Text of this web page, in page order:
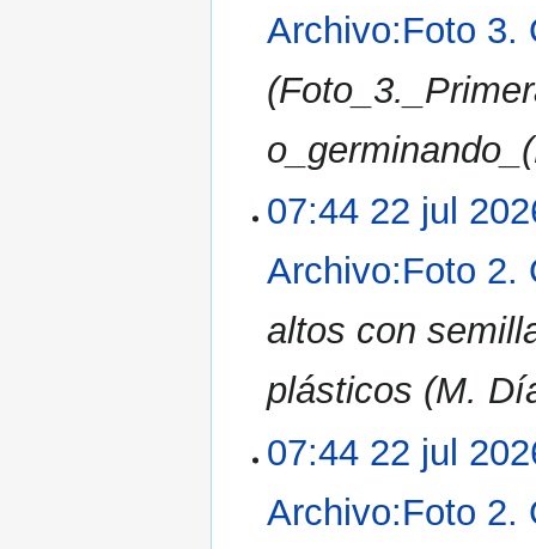
Archivo:Foto 3.
07:44 22 jul
Archivo:Foto 2.
altos con
plásticos (M.
07:44 22 jul
Archivo:Foto 2.